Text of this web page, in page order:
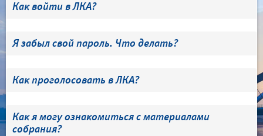
Как войти в ЛКА?
Я забыл свой пароль. Что делать?
Как проголосовать в ЛКА?
Как я могу ознакомиться с материалами
собрания?